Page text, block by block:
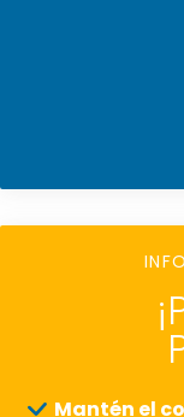
Mantén el